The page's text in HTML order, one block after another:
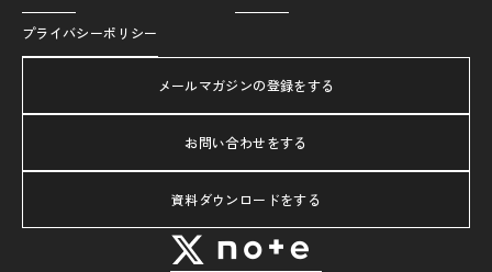
プライバシーポリシー
メールマガジンの登録をする
お問い合わせをする
資料ダウンロードをする